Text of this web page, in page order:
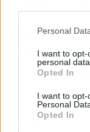
Personal
I want to
personal data.
Opted In
I want to
Personal
Opted In
rapero G-
Guetta). Con
singles y
álbum debut
‘I’m A Mess’
otras